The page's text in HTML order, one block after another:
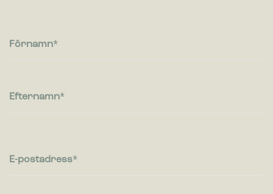
relevanta och engagerande för enskilda användare, och
Förnamn
Efternamn
E-postadress